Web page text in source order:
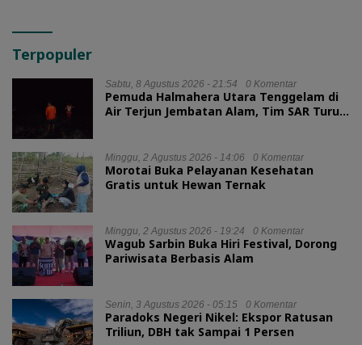
Terpopuler
Sabtu, 8 Agustus 2026 - 21:54 0 Komentar
Pemuda Halmahera Utara Tenggelam di
Air Terjun Jembatan Alam, Tim SAR Turun
Minggu, 2 Agustus 2026 - 14:06 0 Komentar
Morotai Buka Pelayanan Kesehatan
Gratis untuk Hewan Ternak
Minggu, 2 Agustus 2026 - 19:24 0 Komentar
Wagub Sarbin Buka Hiri Festival, Dorong
Pariwisata Berbasis Alam
Senin, 3 Agustus 2026 - 05:15 0 Komentar
Paradoks Negeri Nikel: Ekspor Ratusan
Triliun, DBH tak Sampai 1 Persen